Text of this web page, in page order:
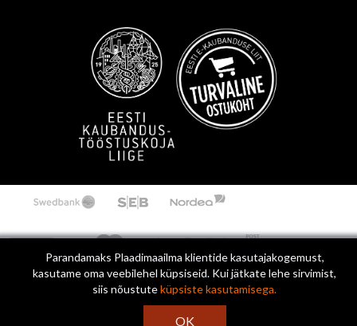
Parandamaks Plaadimaailma klientide kasutajakogemust,
kasutame oma veebilehel küpsiseid. Kui jätkate lehe sirvimist,
siis nõustuteküpsiste kasutamisega.
OK